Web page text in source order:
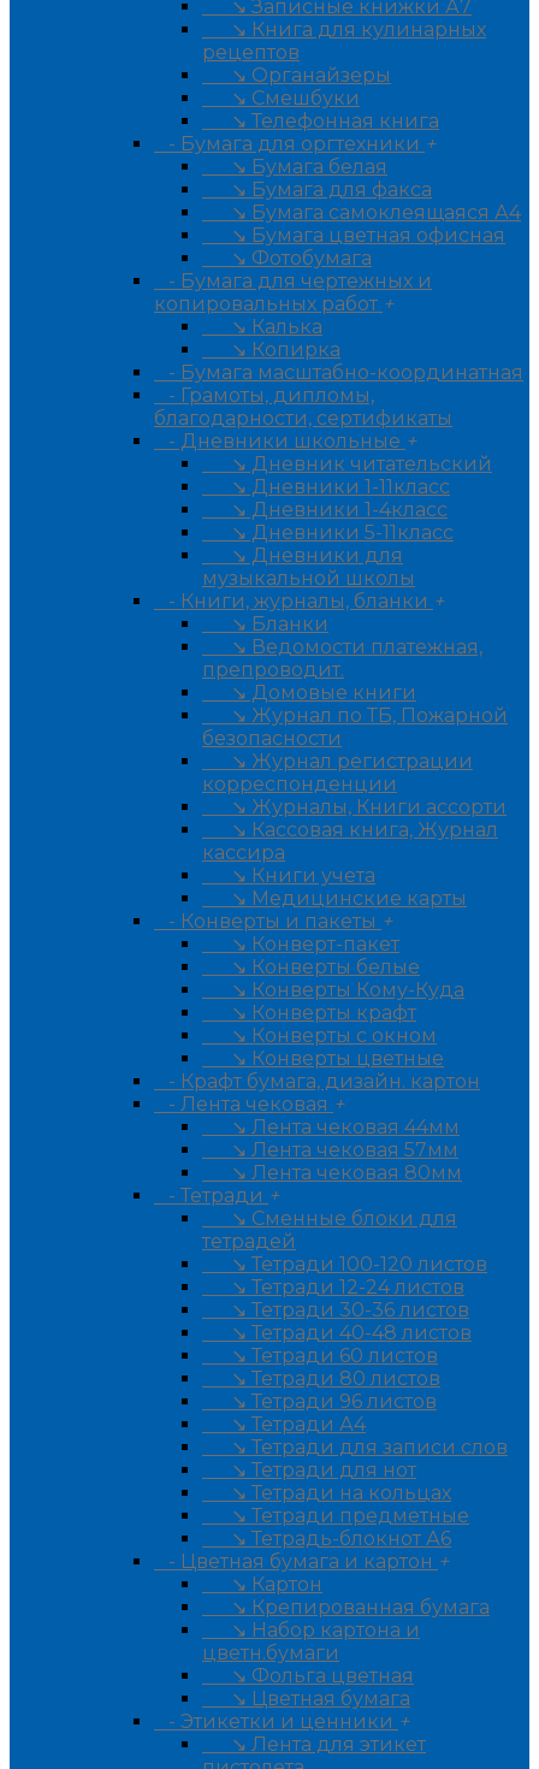
↘ Записные книжки А7
↘ Книга для кулинарных
рецептов
↘ Органайзеры
↘ Смешбуки
↘ Телефонная книга
- Бумага для оргтехники +
↘ Бумага белая
↘ Бумага для факса
↘ Бумага самоклеящаяся А4
↘ Бумага цветная офисная
↘ Фотобумага
- Бумага для чертежных и
копировальных работ +
↘ Калька
↘ Копирка
- Бумага масштабно-координатная
- Грамоты, дипломы,
благодарности, сертификаты
- Дневники школьные +
↘ Дневник читательский
↘ Дневники 1-11класс
↘ Дневники 1-4класс
↘ Дневники 5-11класс
↘ Дневники для
музыкальной школы
- Книги, журналы, бланки +
↘ Бланки
↘ Ведомости платежная,
препроводит.
↘ Домовые книги
↘ Журнал по ТБ, Пожарной
безопасности
↘ Журнал регистрации
корреспонденции
↘ Журналы, Книги ассорти
↘ Кассовая книга, Журнал
кассира
↘ Книги учета
↘ Медицинские карты
- Конверты и пакеты +
↘ Конверт-пакет
↘ Конверты белые
↘ Конверты Кому-Куда
↘ Конверты крафт
↘ Конверты с окном
↘ Конверты цветные
- Крафт бумага, дизайн. картон
- Лента чековая +
↘ Лента чековая 44мм
↘ Лента чековая 57мм
↘ Лента чековая 80мм
- Тетради +
↘ Сменные блоки для
тетрадей
↘ Тетради 100-120 листов
↘ Тетради 12-24 листов
↘ Тетради 30-36 листов
↘ Тетради 40-48 листов
↘ Тетради 60 листов
↘ Тетради 80 листов
↘ Тетради 96 листов
↘ Тетради А4
↘ Тетради для записи слов
↘ Тетради для нот
↘ Тетради на кольцах
↘ Тетради предметные
↘ Тетрадь-блокнот А6
- Цветная бумага и картон +
↘ Картон
↘ Крепированная бумага
↘ Набор картона и
цветн.бумаги
↘ Фольга цветная
↘ Цветная бумага
- Этикетки и ценники +
↘ Лента для этикет